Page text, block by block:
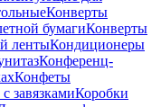
Конверты
бумагиКонверты
лентыКондиционеры
Конференц-
Конфеты
завязкамиКоробки